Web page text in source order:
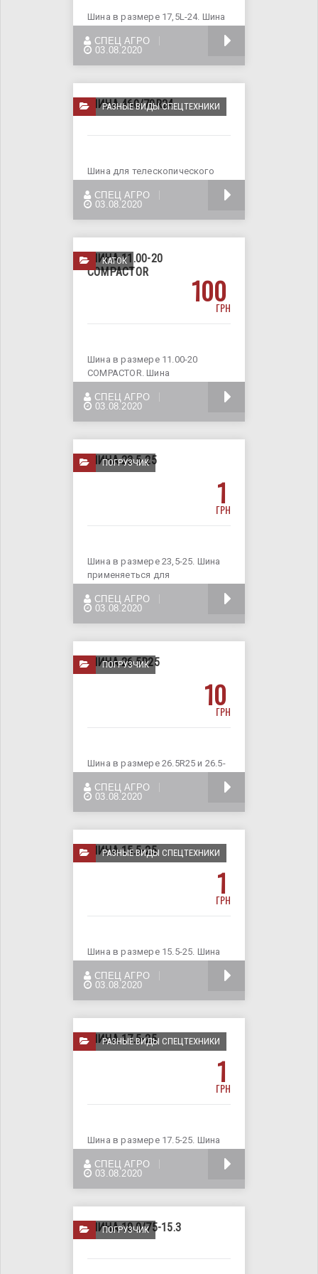
Шина в размере 17,5L-24. Шина
погрузчика. Доставка по
СПЕЦ АГРО
03.08.2020
РАЗНЫЕ ВИДЫ СПЕЦТЕХНИКИ
ШИНА 460/70R24
Шина для телескопического
460/70R24. Применяется на
СПЕЦ АГРО
03.08.2020
КАТОК
ШИНА 11.00-20
COMPACTOR
100
ГРН
Шина в размере 11.00-20
COMPACTOR. Шина
Доставка
СПЕЦ АГРО
03.08.2020
ПОГРУЗЧИК
ШИНА 23.5-25
1
ГРН
Шина в размере 23,5-25. Шина
применяеться для
Доставка
СПЕЦ АГРО
03.08.2020
ПОГРУЗЧИК
ШИНА 26.5R25
10
ГРН
Шина в размере 26.5R25 и 26.5-
фронтального
СПЕЦ АГРО
03.08.2020
РАЗНЫЕ ВИДЫ СПЕЦТЕХНИКИ
ШИНА 15.5-25
1
ГРН
Шина в размере 15.5-25. Шина
и телескопическом
СПЕЦ АГРО
03.08.2020
РАЗНЫЕ ВИДЫ СПЕЦТЕХНИКИ
ШИНА 17.5-25
1
ГРН
Шина в размере 17.5-25. Шина
погрузчике и
СПЕЦ АГРО
03.08.2020
ПОГРУЗЧИК
ШИНА 10.0/75-15.3